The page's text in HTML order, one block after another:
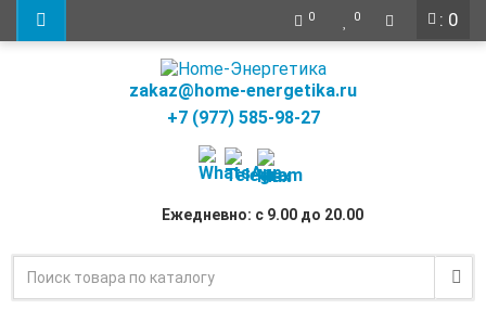
: 0
0 0
zakaz@home-energetika.ru
+7 (977) 585-98-27
Ежедневно: с 9.00 до 20.00